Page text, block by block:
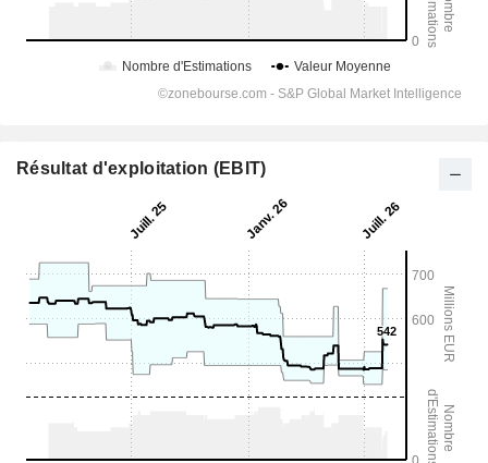
Résultat d'exploitation (EBIT)